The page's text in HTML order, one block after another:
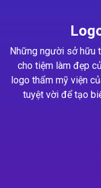
Những người sở hữu
cho tiệm làm đẹp
logo thẩm mỹ viện
tuyệt vời để tạo